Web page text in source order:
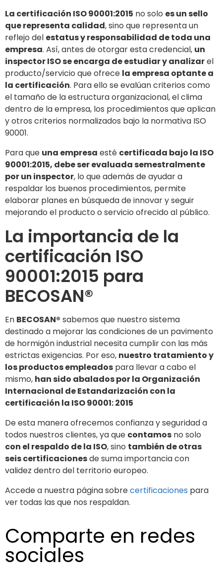
La certificación ISO 90001:2015 no solo es un sello
que representa calidad, sino que representa un
reflejo del estatus y responsabilidad de toda una
empresa. Así, antes de otorgar esta credencial, un
inspector ISO se encarga de estudiar y analizarel
producto/servicio que ofrece la empresa optante a
la certificación. Para ello se evalúan criterios como
el tamaño de la estructura organizacional, el clima
dentro de la empresa, los procedimientos que aplican
y otros criterios normalizados bajo la normativa ISO
90001.
Para que una empresa esté certificada bajo la ISO
90001:2015, debe ser evaluada semestralmente
por un inspector, lo que además de ayudar a
respaldar los buenos procedimientos, permite
elaborar planes en búsqueda de innovar y seguir
mejorando el producto o servicio ofrecido al público.
La importancia de la
certificación ISO
90001:2015 para
BECOSAN®
En BECOSAN® sabemos que nuestro sistema
destinado a mejorar las condiciones de un pavimento
de hormigón industrial necesita cumplir con las más
estrictas exigencias. Por eso, nuestro tratamiento y
los productos empleados para llevar a cabo el
mismo, han sido abalados por la Organización
Internacional de Estandarización con la
certificación la ISO 90001: 2015
De esta manera ofrecemos confianza y seguridad a
todos nuestros clientes, ya que contamos no solo
con el respaldo de la ISO, sino también de otras
seis certificacionesde suma importancia con
validez dentro del territorio europeo.
Accede a nuestra página sobrecertificaciones para
ver todas las que nos respaldan.
Comparte en redes
sociales